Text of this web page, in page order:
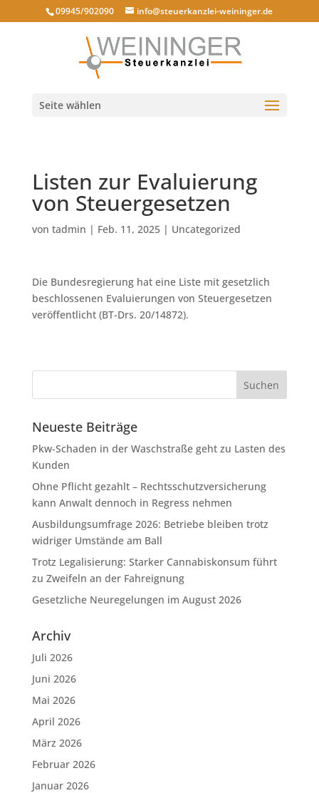
09945/902090 info@steuerkanzlei-weininger.de
Seite wählen
Listen zur Evaluierung
von Steuergesetzen
von tadmin | Feb. 11, 2025| Uncategorized
Die Bundesregierung hat eine Liste mit gesetzlich
beschlossenen Evaluierungen von Steuergesetzen
veröffentlicht (BT-Drs. 20/14872).
Neueste Beiträge
Pkw-Schaden in der Waschstraße geht zu Lasten des
Kunden
Ohne Pflicht gezahlt – Rechtsschutzversicherung
kann Anwalt dennoch in Regress nehmen
Ausbildungsumfrage 2026: Betriebe bleiben trotz
widriger Umstände am Ball
Trotz Legalisierung: Starker Cannabiskonsum führt
zu Zweifeln an der Fahreignung
Gesetzliche Neuregelungen im August 2026
Archiv
Juli 2026
Juni 2026
Mai 2026
April 2026
März 2026
Februar 2026
Januar 2026